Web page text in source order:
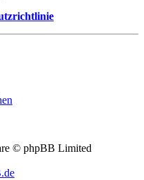
© phpBB Limited